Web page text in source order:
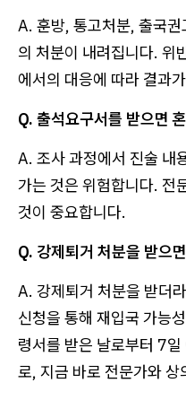
A. 훈방, 통고처분, 출국
의 처분이 내려집니다. 위
에서의 대응에 따라 결과
Q. 출석요구서를 받으면
A. 조사 과정에서 진술 내
가는 것은 위험합니다. 전
것이 중요합니다.
Q. 강제퇴거 처분을 받으
A. 강제퇴거 처분을 받더
신청을 통해 재입국 가능
령서를 받은 날로부터 7
로, 지금 바로 전문가와